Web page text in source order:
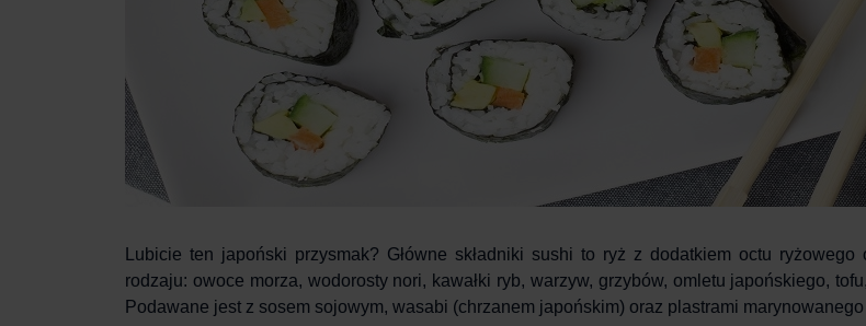
Lubicie ten japoński przysmak? Główne składniki sushi to ryż z dodatkiem octu
rodzaju: owoce morza, wodorosty nori, kawałki ryb, warzyw, grzybów, omletu japońskiego,
Podawane jest z sosem sojowym, wasabi (chrzanem japońskim) oraz plastrami